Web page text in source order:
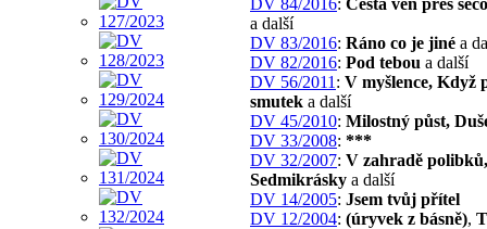
a další
DV 83/2016: Ráno co je jiné a
DV 82/2016: Pod tebou a další
DV 56/2011 : V myšlence, Když
smutek a další
DV 45/2010: Milostný půst,
DV 33/2008: ***
DV 32/2007: V zahradě polibků,
Sedmikrásky a další
DV 14/2005: Jsem tvůj přítel
DV 12/2004: (úryvek z básně),